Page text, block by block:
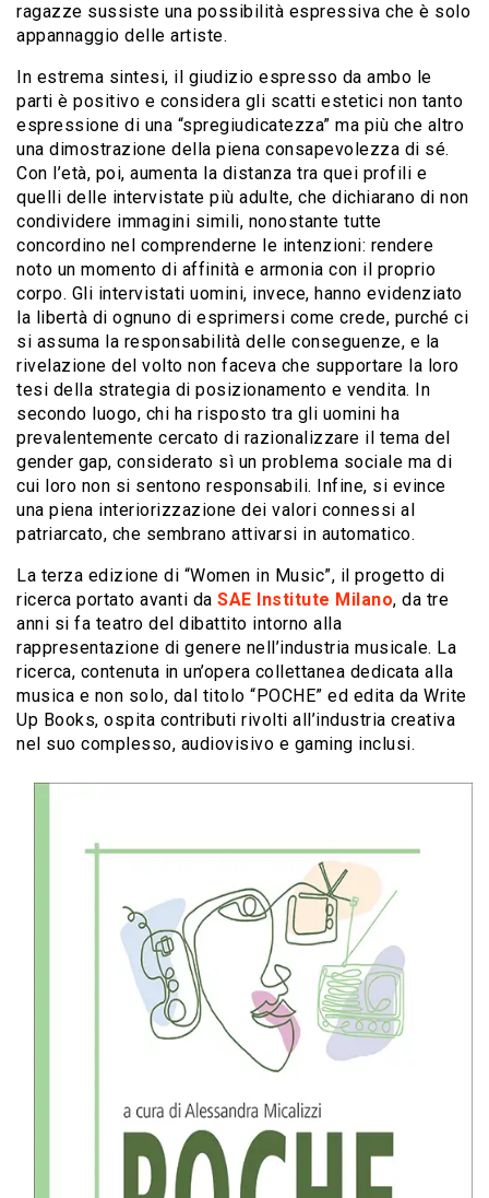
ragazze sussiste una possibilità espressiva che è solo
appannaggio delle artiste.
In estrema sintesi, il giudizio espresso da ambo le
parti è positivo e considera gli scatti estetici non tanto
espressione di una “spregiudicatezza” ma più che altro
una dimostrazione della piena consapevolezza di sé.
Con l’età, poi, aumenta la distanza tra quei profili e
quelli delle intervistate più adulte, che dichiarano di non
condividere immagini simili, nonostante tutte
concordino nel comprenderne le intenzioni: rendere
noto un momento di affinità e armonia con il proprio
corpo. Gli intervistati uomini, invece, hanno evidenziato
la libertà di ognuno di esprimersi come crede, purché ci
si assuma la responsabilità delle conseguenze, e la
rivelazione del volto non faceva che supportare la loro
tesi della strategia di posizionamento e vendita. In
secondo luogo, chi ha risposto tra gli uomini ha
prevalentemente cercato di razionalizzare il tema del
gender gap, considerato sì un problema sociale ma di
cui loro non si sentono responsabili. Infine, si evince
una piena interiorizzazione dei valori connessi al
patriarcato, che sembrano attivarsi in automatico.
La terza edizione di “Women in Music”, il progetto di
ricerca portato avanti da SAE Institute Milano, da tre
anni si fa teatro del dibattito intorno alla
rappresentazione di genere nell’industria musicale. La
ricerca, contenuta in un’opera collettanea dedicata alla
musica e non solo, dal titolo “POCHE” ed edita da Write
Up Books, ospita contributi rivolti all’industria creativa
nel suo complesso, audiovisivo e gaming inclusi.